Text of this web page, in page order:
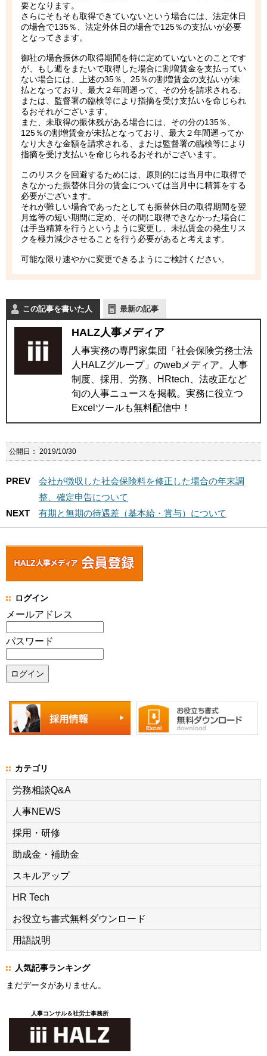
要となります。
さらにそもそも取得できていないという場合には、法定休日
の場合で135％、法定外休日の場合で125％の支払いが必要
となってきます。
御社の場合振休の取得期間を特に定めていないとのことです
が、もし週をまたいで取得した場合に割増賃金を支払ってい
ない場合には、上述の35％、25％の割増賃金の支払いが未
払となっており、最大２年間遡って、その分を請求される、
または、監督署の臨検等により指摘を受け支払いを命じられ
るおそれがございます。
また、未取得の振休残がある場合には、その分の135％、
125％の割増賃金が未払となっており、最大２年間遡ってか
なり大きな金額を請求される、または監督署の臨検等により
指摘を受け支払いを命じられるおそれがございます。
このリスクを回避するためには、原則的には当月中に取得で
きなかった振替休日分の賃金については当月中に精算をする
必要がございます。
それが難しい場合であったとしても振替休日の取得期間を翌
月迄等の短い期間に定め、その間に取得できなかった場合に
は手当精算を行うというように変更し、未払賃金の発生リス
クを極力減少させることを行う必要があると考えます。
可能な限り速やかに変更できるようにご検討ください。
この記事を書いた人 最新の記事
HALZ人事メディア
人事実務の専門家集団「社会保険労務士法
人HALZグループ」のwebメディア。人事
制度、採用、労務、HRtech、法改正など
旬の人事ニュースを掲載。実務に役立つ
Excelツールも無料配信中！
公開日： 2019/10/30
PREV
会社が徴収した社会保険料を修正した場合の年末調
整、確定申告について
NEXT
有期と無期の待遇差（基本給・賞与）について
ログイン
メールアドレス
パスワード
カテゴリ
労務相談Q&A
人事NEWS
採用・研修
助成金・補助金
スキルアップ
HR Tech
お役立ち書式無料ダウンロード
用語説明
人気記事ランキング
まだデータがありません。
人事コンサル＆社労士事務所